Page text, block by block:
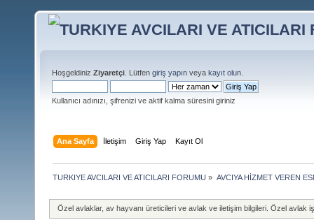
Hoşgeldiniz Ziyaretçi . Lütfen giriş yapın veya kayıt olun
Kullanıcı adınızı, şifrenizi ve aktif kalma süresini giriniz
Ana Sayfa İletişim Giriş Yap Kayıt Ol
TURKIYE AVCILARI VE ATICILARI FORUMU » AVCIYA HİZMET VEREN
Özel avlaklar, av hayvanı üreticileri ve avlak ve iletişim bilgileri. Özel avlak